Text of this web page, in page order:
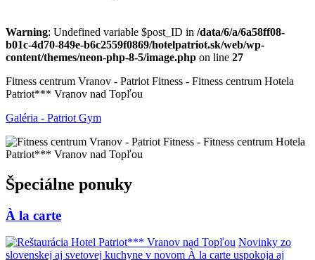
Warning: Undefined variable $post_ID in /data/6/a/6a58ff08-
b01c-4d70-849e-b6c2559f0869/hotelpatriot.sk/web/wp-
content/themes/neon-php-8-5/image.php on line 27
Fitness centrum Vranov - Patriot Fitness - Fitness centrum Hotela
Patriot*** Vranov nad Topľou
Galéria - Patriot Gym
Špeciálne ponuky
À la carte
Novinky zo
slovenskej aj svetovej kuchyne v novom À la carte uspokoja aj